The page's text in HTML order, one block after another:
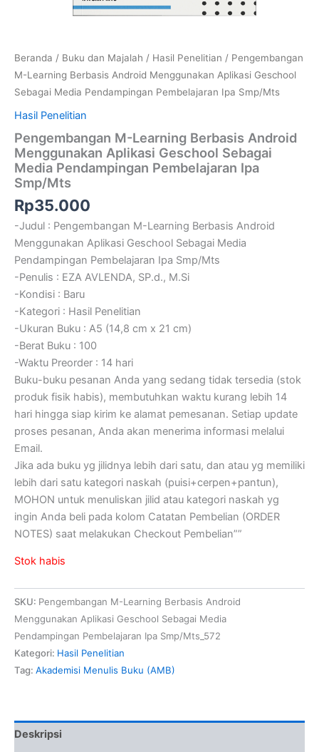
Beranda / Buku dan Majalah / Hasil Penelitian / Pengembangan
M-Learning Berbasis Android Menggunakan Aplikasi Geschool
Sebagai Media Pendampingan Pembelajaran Ipa Smp/Mts
Hasil Penelitian
Pengembangan M-Learning Berbasis Android
Menggunakan Aplikasi Geschool Sebagai
Media Pendampingan Pembelajaran Ipa
Smp/Mts
Rp35.000
-Judul : Pengembangan M-Learning Berbasis Android
Menggunakan Aplikasi Geschool Sebagai Media
Pendampingan Pembelajaran Ipa Smp/Mts
-Penulis : EZA AVLENDA, SP.d., M.Si
-Kondisi : Baru
-Kategori : Hasil Penelitian
-Ukuran Buku : A5 (14,8 cm x 21 cm)
-Berat Buku : 100
-Waktu Preorder : 14 hari
Buku-buku pesanan Anda yang sedang tidak tersedia (stok
produk fisik habis), membutuhkan waktu kurang lebih 14
hari hingga siap kirim ke alamat pemesanan. Setiap update
proses pesanan, Anda akan menerima informasi melalui
Email.
Jika ada buku yg jilidnya lebih dari satu, dan atau yg memiliki
lebih dari satu kategori naskah (puisi+cerpen+pantun),
MOHON untuk menuliskan jilid atau kategori naskah yg
ingin Anda beli pada kolom Catatan Pembelian (ORDER
NOTES) saat melakukan Checkout Pembelian””
Stok habis
SKU: Pengembangan M-Learning Berbasis Android
Menggunakan Aplikasi Geschool Sebagai Media
Pendampingan Pembelajaran Ipa Smp/Mts_572
Kategori: Hasil Penelitian
Tag: Akademisi Menulis Buku (AMB)
Deskripsi